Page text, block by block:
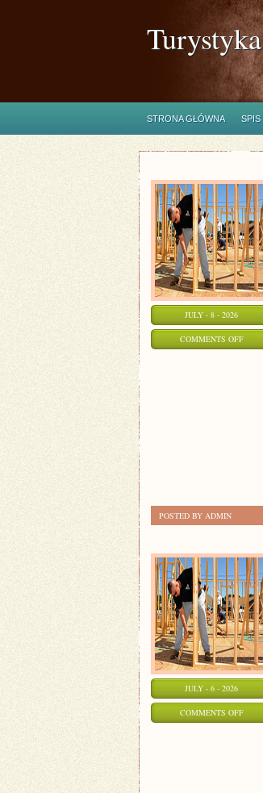
STRONA GŁÓWNA SPIS
JULY - 8 - 2026
COMMENTS OFFON
POSTED BY ADMIN
JULY - 6 - 2026
COMMENTS OFFON